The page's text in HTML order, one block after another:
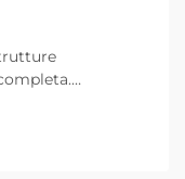
continua è
Un